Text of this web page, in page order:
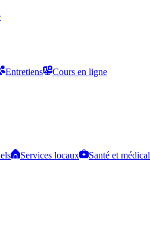
Entretiens
Cours en ligne
Services locaux Santé et médical